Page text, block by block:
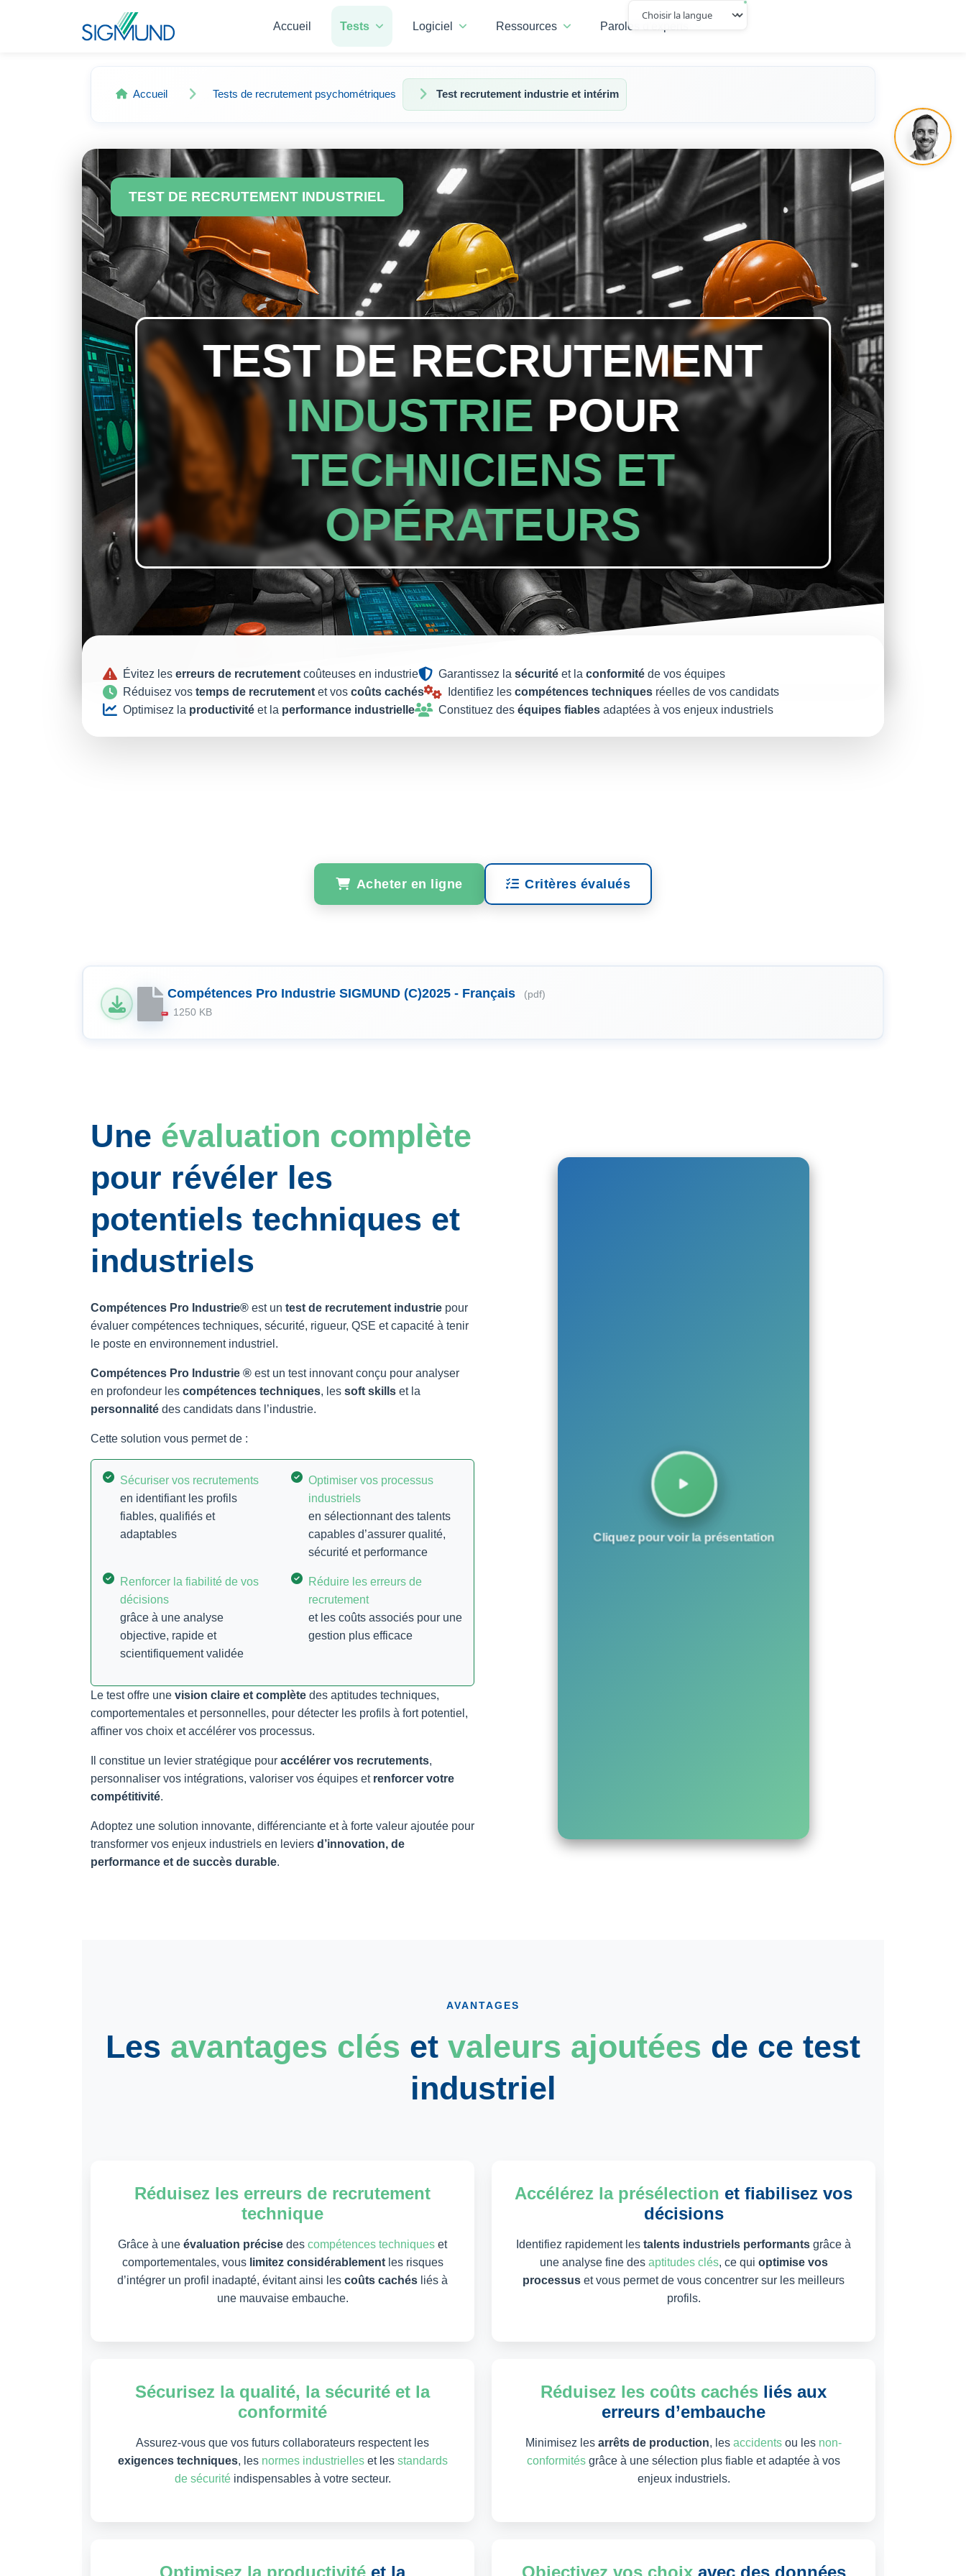
Accueil Tests Logiciel Ressources Paroles d'experts
Accueil Tests de recrutement psychométriques Test recrutement industrie et intérim
TEST DE RECRUTEMENT INDUSTRIEL
TEST DE RECRUTEMENT
INDUSTRIE POUR
TECHNICIENS ET
OPÉRATEURS
Évitez les erreurs de recrutement coûteuses en industrie Garantissez la sécurité et la conformité de vos équipes
Réduisez vos temps de recrutement et vos coûts cachés Identifiez les compétences techniques réelles de vos candidats
Optimisez la productivité et la performance industrielle Constituez des équipes fiables adaptées à vos enjeux industriels
Acheter en ligne Critères évalués
PDF
Compétences Pro Industrie SIGMUND (C)2025 - Français
(pdf)
1250 KB
Une évaluation complète
pour révéler les
potentiels techniques et
industriels
Compétences Pro Industrie® est un test de recrutement industrie pour
évaluer compétences techniques, sécurité, rigueur, QSE et capacité à tenir
le poste en environnement industriel.
Compétences Pro Industrie ® est un test innovant conçu pour analyser
en profondeur les compétences techniques, les soft skills et la
personnalité des candidats dans l’industrie.
Cette solution vous permet de :
Sécuriser vos recrutements
en identifiant les profils
fiables, qualifiés et
adaptables
Optimiser vos processus
industriels
en sélectionnant des talents
capables d’assurer qualité,
sécurité et performance
Renforcer la fiabilité de vos
décisions
grâce à une analyse
objective, rapide et
scientifiquement validée
Réduire les erreurs de
recrutement
et les coûts associés pour une
gestion plus efficace
Le test offre une vision claire et complète des aptitudes techniques,
comportementales et personnelles, pour détecter les profils à fort potentiel,
affiner vos choix et accélérer vos processus.
Il constitue un levier stratégique pour accélérer vos recrutements,
personnaliser vos intégrations, valoriser vos équipes et renforcer votre
compétitivité.
Adoptez une solution innovante, différenciante et à forte valeur ajoutée pour
transformer vos enjeux industriels en leviers d’innovation, de
performance et de succès durable.
Cliquez pour voir la présentation
AVANTAGES
Les avantages clés et valeurs ajoutées de ce test
industriel
Réduisez les erreurs de recrutement
technique
Grâce à une évaluation précise des compétences techniques et
comportementales, vous limitez considérablementles risques
d’intégrer un profil inadapté, évitant ainsi les coûts cachés liés à
une mauvaise embauche.
Accélérez la présélection et fiabilisez vos
décisions
Identifiez rapidement les talents industriels performants grâce à
une analyse fine des aptitudes clés, ce qui optimise vos
processus et vous permet de vous concentrer sur les meilleurs
profils.
Sécurisez la qualité, la sécurité et la
conformité
Assurez-vous que vos futurs collaborateurs respectent les
exigences techniques, les normes industrielleset les standards
de sécuritéindispensables à votre secteur.
Réduisez les coûts cachés liés aux
erreurs d’embauche
Minimisez les arrêts de production, les accidents ou les non-
conformités grâce à une sélection plus fiable et adaptée à vos
enjeux industriels.
Optimisez la productivité et la Objectivez vos choixavec des données